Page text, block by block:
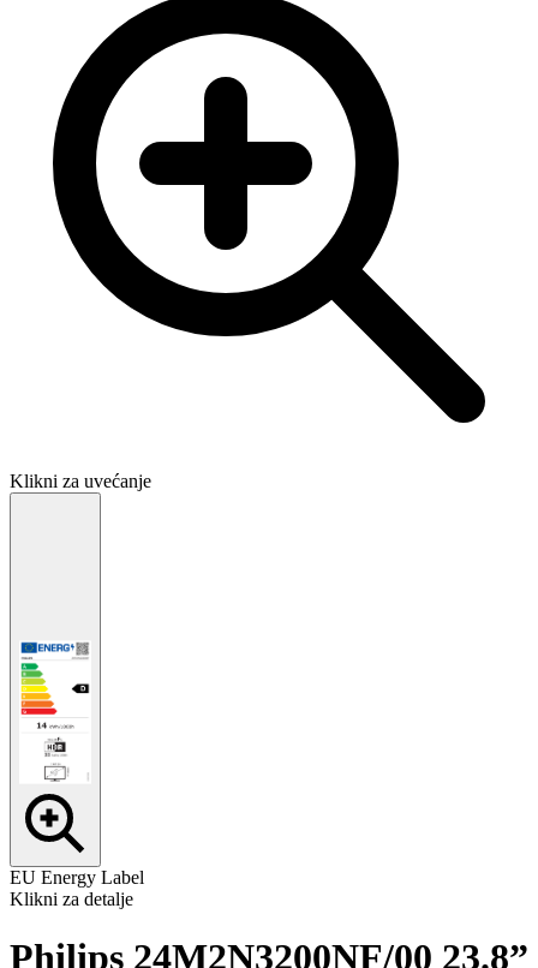
Klikni za uvećanje
EU Energy Label
Klikni za detalje
Philips 24M2N3200NF/00 23.8”